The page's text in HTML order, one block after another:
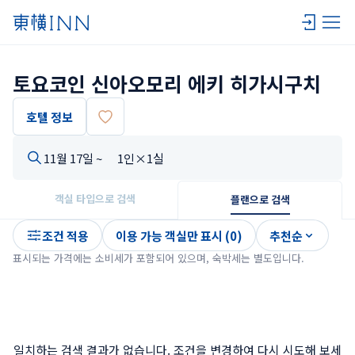
토요코인 신아오모리 에키 히가시구치
호텔 정보
11월 17일 ~ 1인×1실
객실 타입으로 검색 플랜으로 검색
조건 적용 이용 가능 객실만 표시 (0) 추천순
표시되는 가격에는 소비세가 포함되어 있으며, 숙박세는 별도입니다.
일치하는 검색 결과가 없습니다. 조건을 변경하여 다시 시도해 보세